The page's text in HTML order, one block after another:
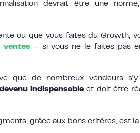
devrait être une
ou que vous faites du Growth,
ventes – si vous ne le faites pas
que de nombreux vendeurs
indispensable et doit être
grâce aux bons critères, est